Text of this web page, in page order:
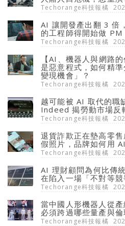
Techorange科技報橘
AI 讓開發產出翻 3 倍
的工程師得開始做 PM
Techorange科技報橘
【AI、機器人與網路
是惡意程式，如何精
變現機會」？
Techorange科技報橘
越可能被 AI 取代的職
Indeed 揭勞動市場反
Techorange科技報橘
退貨詐欺正在墊高零
假照片，品牌如何用
Techorange科技報橘
AI 理財顧問為何比傳
在陷入一場「不對等競
Techorange科技報橘
當中國人形機器人從
必須跨過哪些量產與倫
Techorange科技報橘